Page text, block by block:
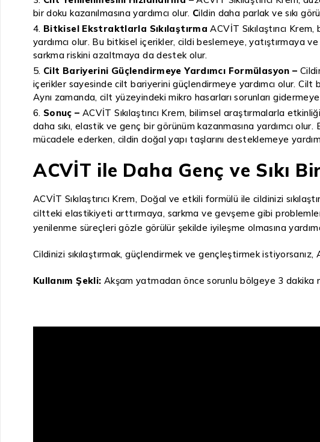
bir doku kazanılmasına yardımcı olur. Cildin daha parlak ve sıkı
Bitkisel Ekstraktlarla Sıkılaştırma ACVİT Sıkılaştırıcı
yardımcı olur. Bu bitkisel içerikler, cildi beslemeye, yatıştırmaya
sarkma riskini azaltmaya da destek olur.
Cilt Bariyerini Güçlendirmeye Yardımcı Formülasyon –
içerikler sayesinde cilt bariyerini güçlendirmeye yardımcı olur. Cilt
Aynı zamanda, cilt yüzeyindeki mikro hasarları sorunları
Sonuç – ACVİT Sıkılaştırıcı Krem, bilimsel araştırmalarla
daha sıkı, elastik ve genç bir görünüm kazanmasına yardımcı
mücadele ederken, cildin doğal yapı taşlarını desteklemeye
ACVİT ile Daha Genç ve Sıkı
ACVİT Sıkılaştırıcı Krem, Doğal ve etkili formülü ile cildinizi
ciltteki elastikiyeti arttırmaya, sarkma ve gevşeme gibi
yenilenme süreçleri gözle görülür şekilde iyileşme olmasına
Cildinizi sıkılaştırmak, güçlendirmek ve gençleştirmek
Kullanım Şekli: Akşam yatmadan önce sorunlu bölgeye 3 dakika